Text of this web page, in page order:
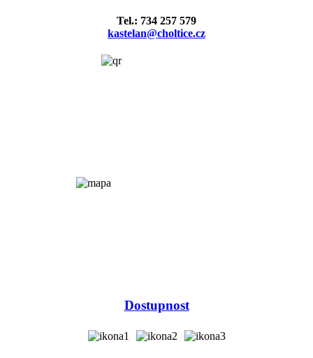
Tel.: 734 257 579
kastelan@choltice.cz
Dostupnost